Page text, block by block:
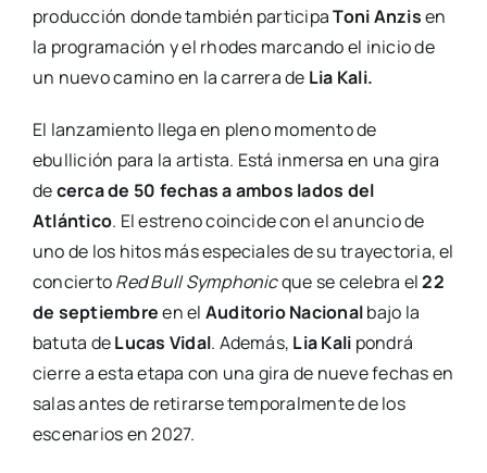
producción donde también participaToni Anzisen
la programación y el rhodes marcando el inicio de
un nuevo camino en la carrera de Lia Kali.
El lanzamiento llega en pleno momento de
ebullición para la artista. Está inmersa en una gira
decerca de 50 fechas a ambos lados del
Atlántico. El estreno coincide con el anuncio de
uno de los hitos más especiales de su trayectoria, el
conciertoRed Bull Symphonicque se celebra el22
de septiembreen el Auditorio Nacionalbajo la
batuta deLucas Vidal. Además, Lia Kali pondrá
cierre a esta etapa con una gira de nueve fechas en
salas antes de retirarse temporalmente de los
escenarios en 2027.